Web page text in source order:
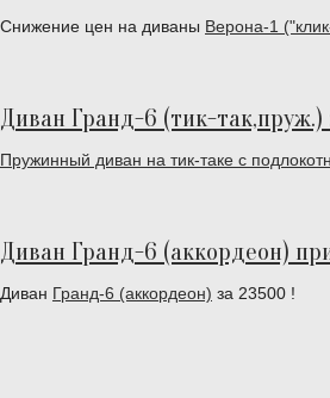
Снижение цен на диваны Верона-1
Диван Гранд-6 (тик-так,пруж.)
Пружинный диван на тик-таке с
Диван Гранд-6 (аккордеон)
Диван Гранд-6 (аккордеон) за 23500 !